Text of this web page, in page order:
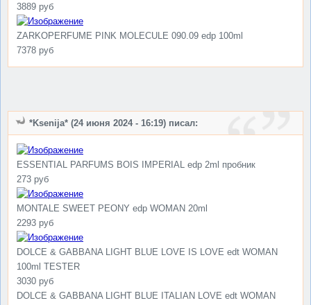
3889 руб
ZARKOPERFUME PINK MOLECULE 090.09 edp 100ml
7378 руб
*Ksenija* (24 июня 2024 - 16:19) писал:
ESSENTIAL PARFUMS BOIS IMPERIAL edp 2ml пробник
273 руб
MONTALE SWEET PEONY edp WOMAN 20ml
2293 руб
DOLCE & GABBANA LIGHT BLUE LOVE IS LOVE edt WOMAN
100ml TESTER
3030 руб
DOLCE & GABBANA LIGHT BLUE ITALIAN LOVE edt WOMAN